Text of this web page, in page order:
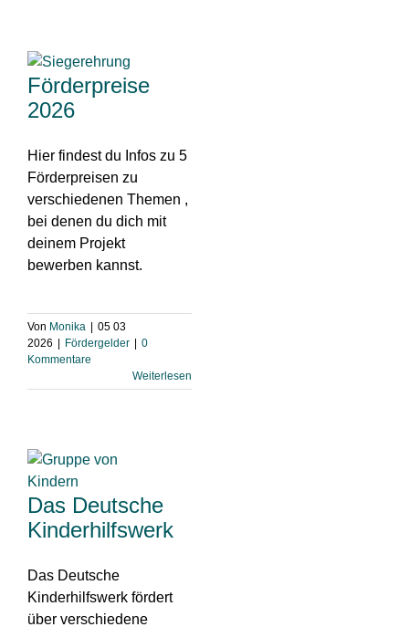
Förderpreise
2026
Hier findest du Infos zu 5
Förderpreisen zu
verschiedenen Themen ,
bei denen du dich mit
deinem Projekt
bewerben kannst.
Von Monika
05 03
2026
Fördergelder
0
Kommentare
Weiterlesen
Das Deutsche
Kinderhilfswerk
Das Deutsche
Kinderhilfswerk fördert
über verschiedene